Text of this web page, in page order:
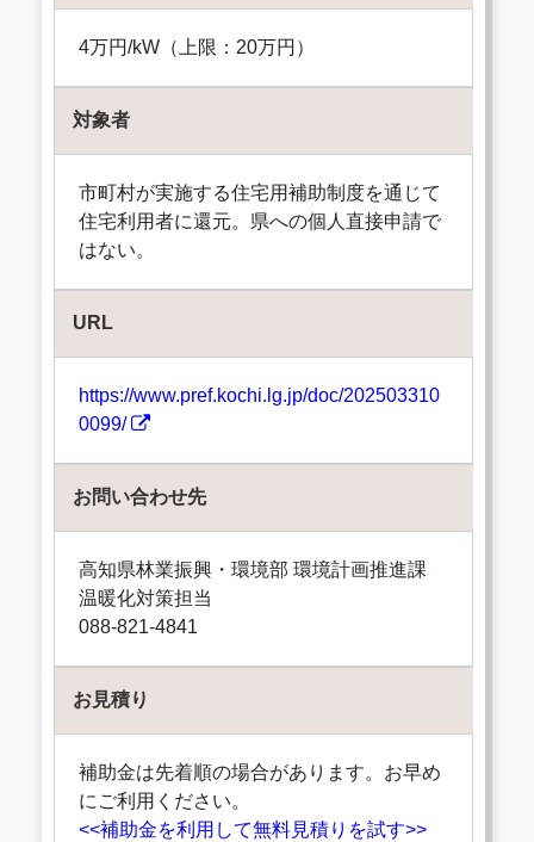
4万円/kW（上限：20万円）
対象者
市町村が実施する住宅用補助制度を通じて
住宅利用者に還元。県への個人直接申請で
はない。
URL
https://www.pref.kochi.lg.jp/doc/202503310
0099/
お問い合わせ先
高知県林業振興・環境部 環境計画推進課
温暖化対策担当
088-821-4841
お見積り
補助金は先着順の場合があります。お早め
にご利用ください。
<<補助金を利用して無料見積りを試す>>